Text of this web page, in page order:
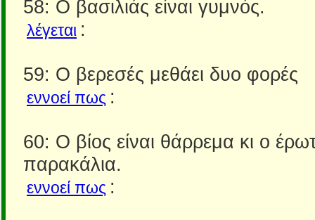
58: Ο βασιλιάς είναι γυμνός.
λέγεται :
59: Ο βερεσές μεθάει δυο φορές
εννοεί πως :
60: Ο βίος είναι θάρρεμα κι ο
παρακάλια.
εννοεί πως :